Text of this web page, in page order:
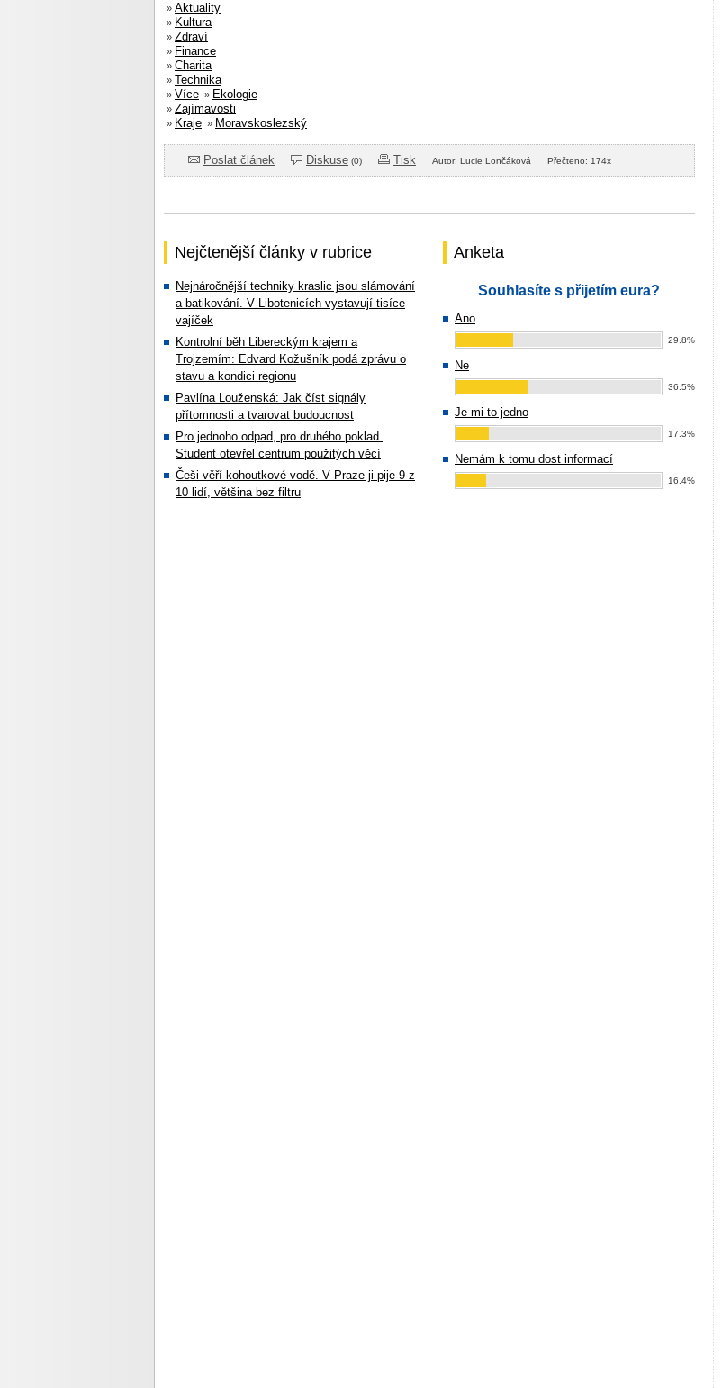
» Aktuality
» Kultura
» Zdraví
» Finance
» Charita
» Technika
» Více » Ekologie
» Zajímavosti
» Kraje » Moravskoslezský
Poslat článek Diskuse (0) Tisk Autor: Lucie Lončáková Přečteno: 174x
Nejčtenější články v rubrice
Nejnáročnější techniky kraslic jsou slámování
a batikování. V Libotenicích vystavují tisíce
vajíček
Kontrolní běh Libereckým krajem a
Trojzemím: Edvard Kožušník podá zprávu o
stavu a kondici regionu
Pavlína Louženská: Jak číst signály
přítomnosti a tvarovat budoucnost
Pro jednoho odpad, pro druhého poklad.
Student otevřel centrum použitých věcí
Češi věří kohoutkové vodě. V Praze ji pije 9 z
10 lidí, většina bez filtru
Anketa
Souhlasíte s přijetím eura?
Ano
29.8%
Ne
36.5%
Je mi to jedno
17.3%
Nemám k tomu dost informací
16.4%